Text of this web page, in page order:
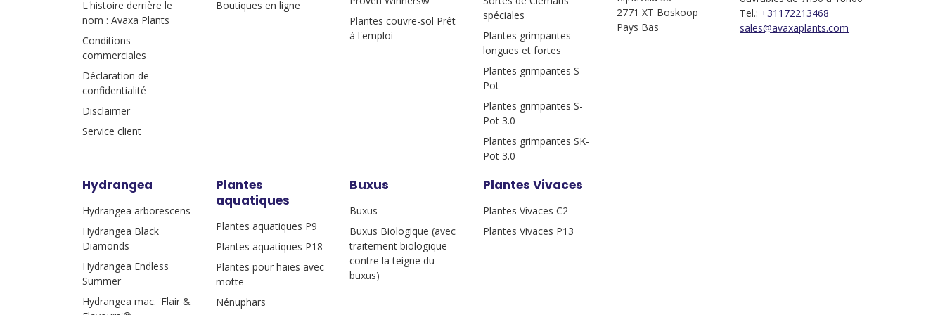
L'histoire derrière le
nom : Avaxa Plants
Conditions
commerciales
Déclaration de
confidentialité
Disclaimer
Service client
Boutiques en ligne
Plantes couvre-sol Prêt
à l'emploi
spéciales
Plantes grimpantes
longues et fortes
Plantes grimpantes S-
Pot
Plantes grimpantes S-
Pot 3.0
Plantes grimpantes SK-
Pot 3.0
Hydrangea
Hydrangea arborescens
Hydrangea Black
Diamonds
Hydrangea Endless
Summer
Hydrangea mac. 'Flair &
Plantes
aquatiques
Plantes aquatiques P9
Plantes aquatiques P18
Plantes pour haies avec
motte
Nénuphars
Buxus
Buxus
Buxus Biologique (avec
traitement biologique
contre la teigne du
buxus)
Plantes Vivaces
Plantes Vivaces C2
Plantes Vivaces P13
2771 XT Boskoop
Pays Bas
Tel.: +31172213468
sales@avaxaplants.com